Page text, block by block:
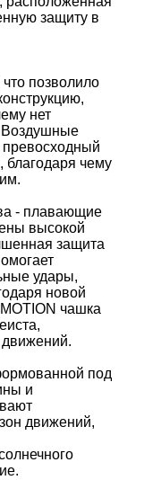
защиту в
позволило
нет
Воздушные
превосходный
благодаря чему
- плавающие
высокой
защита
удары,
новой
чашка
под
и
движений,